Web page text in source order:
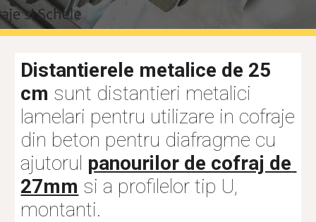
Distantierele metalice de 25
cm sunt distantieri metalici
lamelari pentru utilizare in cofraje
din beton pentru diafragme cu
ajutorul panourilor de cofraj de
27mm si a profilelor tip U,
montanti.